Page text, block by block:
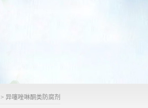
> 异噻唑啉酮类防腐剂